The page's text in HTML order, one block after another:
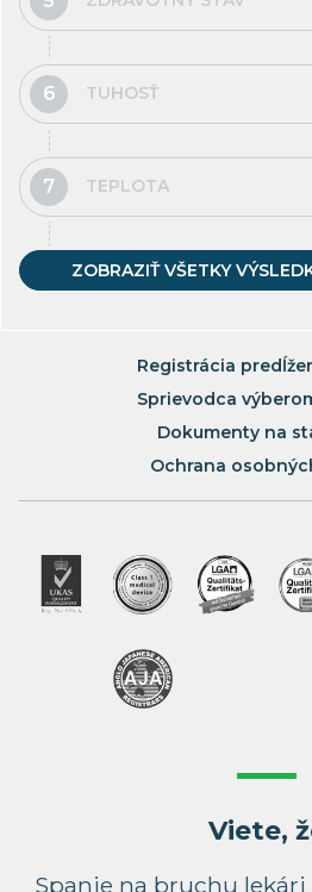
TUHOSŤ
TEPLOTA
ZOBRAZIŤ VŠETKY
Registrácia
Sprievodca
Dokumenty na
Ochrana
Viete,
Spanie na bruchu